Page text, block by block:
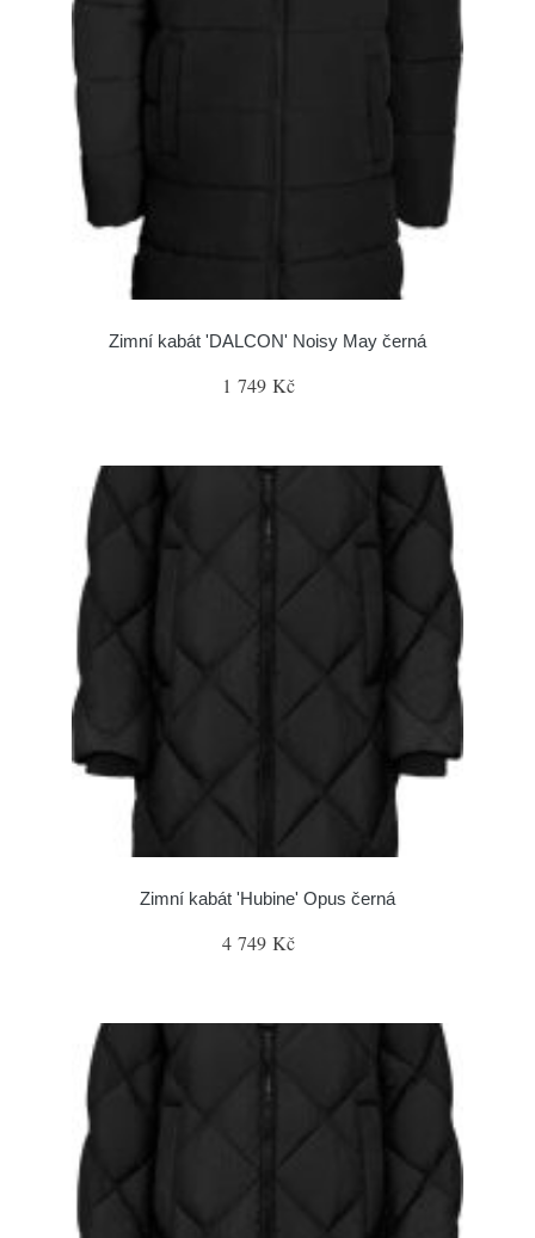
Zimní kabát 'DALCON' Noisy May černá
1 749 Kč
Zimní kabát 'Hubine' Opus černá
4 749 Kč